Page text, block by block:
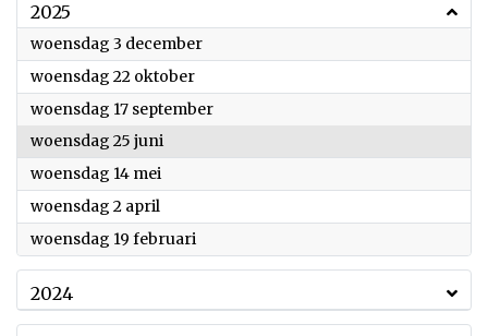
2025
woensdag 3 december2025
woensdag 22 oktober2025
woensdag 17 september2025
woensdag 25 juni
woensdag 14 mei
woensdag 2 april
woensdag 19 februari
2024